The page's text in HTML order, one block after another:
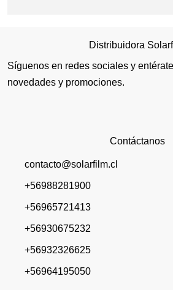
Distribuidora
Síguenos en redes sociales y
novedades y promociones.
Contáctanos
contacto@solarfilm.cl
+56988281900
+56965721413
+56930675232
+56932326625
+56964195050